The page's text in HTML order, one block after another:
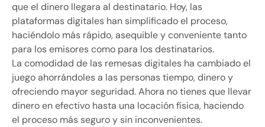
que el dinero llegara al destinatario. Hoy, las
plataformas digitales han simplificado el proceso,
haciéndolo más rápido, asequible y conveniente tanto
para los emisores como para los destinatarios.
La comodidad de las remesas digitales ha cambiado el
juego ahorrándoles a las personas tiempo, dinero y
ofreciendo mayor seguridad. Ahora no tienes que llevar
dinero en efectivo hasta una locación física, haciendo
el proceso más seguro y sin inconvenientes.